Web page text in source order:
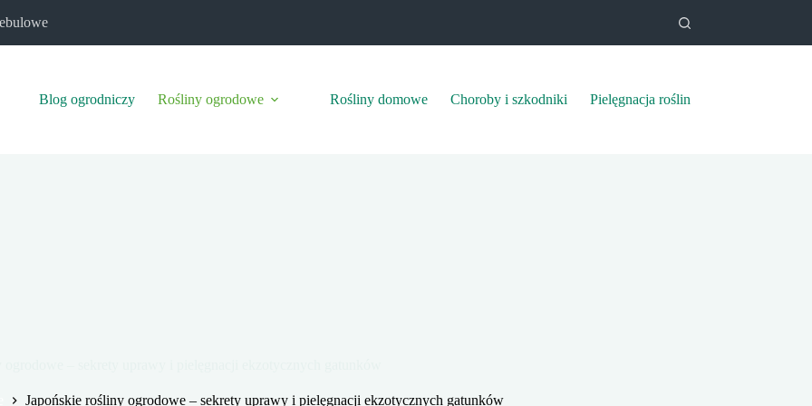
Blog ogrodniczy Rośliny ogrodowe Rośliny domowe Choroby i szkodniki Pielęgnacja roślin
Japońskie rośliny ogrodowe – sekrety uprawy i pielęgnacji ekzotycznych gatunków